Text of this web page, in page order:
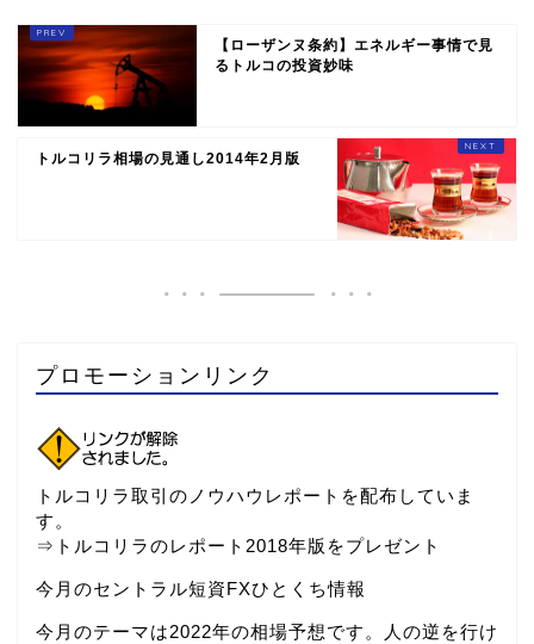
【ローザンヌ条約】エネルギー事情で見
るトルコの投資妙味
トルコリラ相場の見通し2014年2月版
プロモーションリンク
トルコリラ取引のノウハウレポートを配布していま
す。
⇒ トルコリラのレポート2018年版をプレゼント
今月のセントラル短資FXひとくち情報
今月のテーマは2022年の相場予想です。人の逆を行け